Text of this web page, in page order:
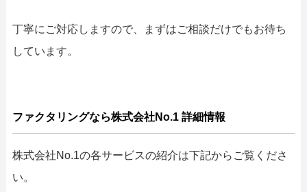
丁寧にご対応しますので、まずはご相談だけでもお待ち
しています。
ファクタリングなら株式会社No.1 詳細情報
株式会社No.1の各サービスの紹介は下記からご覧くださ
い。